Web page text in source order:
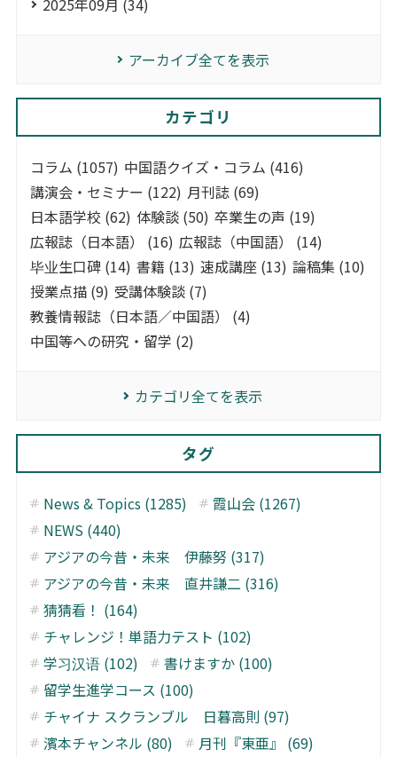
アーカイブ全てを表示
カテゴリ
コラム (1057) 中国語クイズ・コラム (416)
講演会・セミナー (122) 月刊誌 (69)
日本語学校 (62) 体験談 (50) 卒業生の声 (19)
広報誌（日本語） (16) 広報誌（中国語） (14)
毕业生口碑 (14) 書籍 (13) 速成講座 (13) 論稿集 (10)
授業点描 (9) 受講体験談 (7)
教養情報誌（日本語／中国語） (4)
中国等への研究・留学 (2)
カテゴリ全てを表示
タグ
News & Topics (1285)
霞山会 (1267)
NEWS (440)
アジアの今昔・未来 伊藤努 (317)
アジアの今昔・未来 直井謙二 (316)
猜猜看！ (164)
チャレンジ！単語力テスト (102)
学习汉语 (102)
書けますか (100)
留学生進学コース (100)
チャイナ スクランブル 日暮高則 (97)
濱本チャンネル (80)
月刊『東亜』 (69)